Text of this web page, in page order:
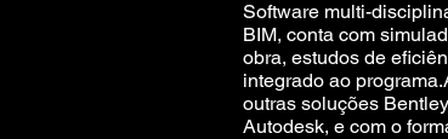
Software multi-
BIM, conta com
obra, estudos de
integrado ao
outras soluções
Autodesk, e com o